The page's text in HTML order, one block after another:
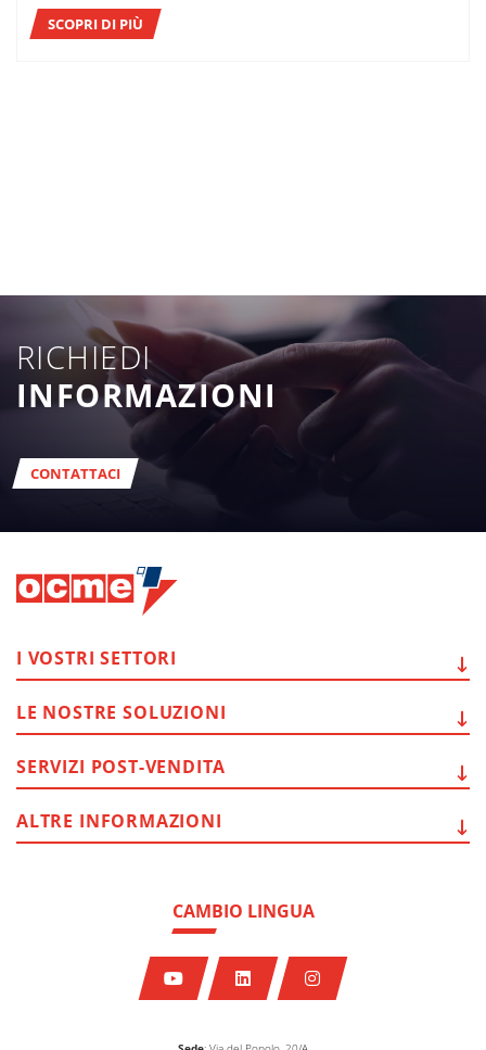
SCOPRI DI PIÙ
RICHIEDI
INFORMAZIONI
CONTATTACI
CAMBIO LINGUA
I VOSTRI SETTORI
LE NOSTRE SOLUZIONI
SERVIZI POST-VENDITA
ALTRE INFORMAZIONI